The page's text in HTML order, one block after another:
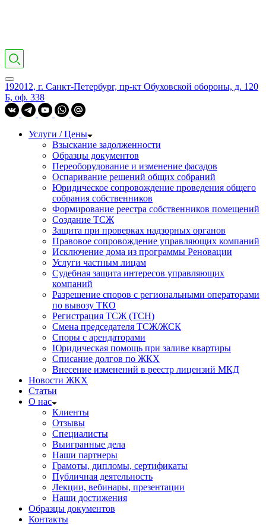
192012, г. Санкт-Петербург, пр-кт Обуховской обороны, д. 120
Б, оф. 338
Услуги / Цены
Взыскание задолженности
Образцы документов
Переоборудование и изменение фасадов
Оспаривание решений общих собраний
Юридическое сопровождение проведения общего
собрания собственников
Формирование реестра собственников помещений
Создание ТСЖ
Защита при проверках надзорных органов
Правовое сопровождение управляющих компаний
Исключение дома из программы Реновации
Услуги частным лицам
Судебная защита интересов управляющих
компаний
Разрешение споров с региональными операторами
по вывозу ТКО
Регистрация ТСЖ (ТСН)
Смена председателя ТСЖ/ЖСК
Споры с арендаторами
Юридическая помощь при заливе квартиры
Списание долгов по ЖКХ
Внесение изменений в реестр лицензий МКД
Новости ЖКХ
Статьи
О нас
Клиенты
Отзывы
Специалисты
Выигранные дела
Наши партнеры
Грамоты, дипломы, сертификаты
Публичная деятельность
Лекции, вебинары, презентации
Наши достижения
Образцы документов
Контакты